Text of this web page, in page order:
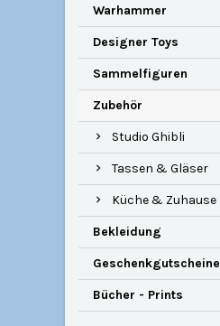
Warhammer
Designer Toys
Sammelfiguren
Zubehör
Studio Ghibli
Tassen & Gläser
Küche & Zuhause
Bekleidung
Geschenkgutscheine
Bücher - Prints